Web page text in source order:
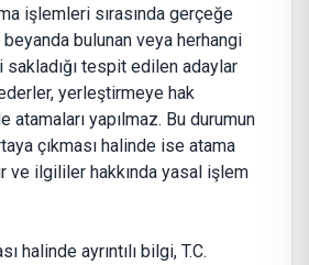
işlemleri sırasında gerçeğe
beyanda bulunan veya herhangi
tespit edilen adaylar
yerleştirmeye hak
atamaları yapılmaz. Bu durumun
çıkması halinde ise atama
ve ilgililer hakkında yasal işlem
halinde ayrıntılı bilgi, T.C.